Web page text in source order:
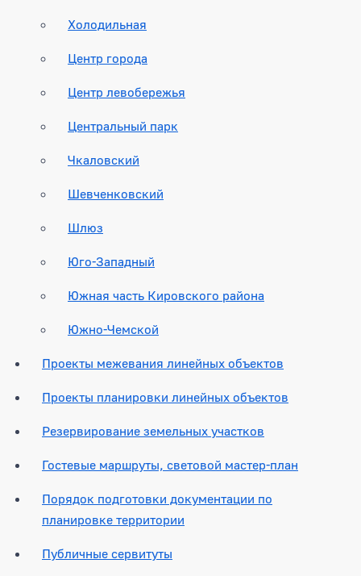
Холодильная
Центр города
Центр левобережья
Центральный парк
Чкаловский
Шевченковский
Шлюз
Юго-Западный
Южная часть Кировского района
Южно-Чемской
Проекты межевания линейных объектов
Проекты планировки линейных объектов
Резервирование земельных участков
Гостевые маршруты, световой мастер-план
Порядок подготовки документации по
планировке территории
Публичные сервитуты